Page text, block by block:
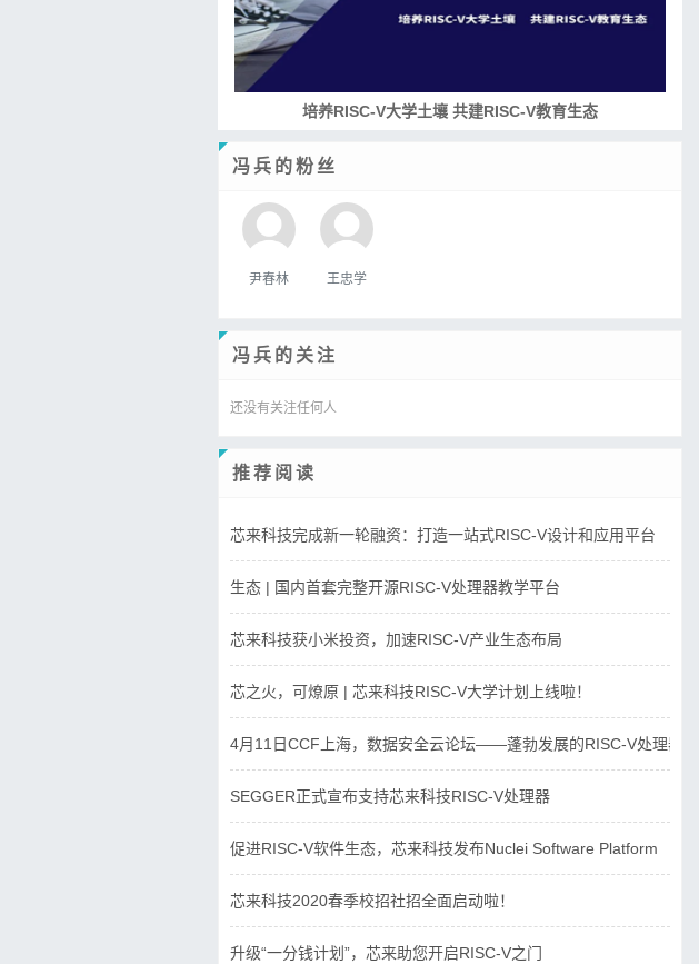
RISC-V处理器设计系列课程
冯兵的粉丝
尹春林 王忠学
冯兵的关注
还没有关注任何人
推荐阅读
芯来科技完成新一轮融资：打造一站式RISC-V设计和应用平台
生态 | 国内首套完整开源RISC-V处理器教学平台
芯来科技获小米投资，加速RISC-V产业生态布局
芯之火，可燎原 | 芯来科技RISC-V大学计划上线啦！
4月11日CCF上海，数据安全云论坛——蓬勃发展的RISC-V处理器
SEGGER正式宣布支持芯来科技RISC-V处理器
促进RISC-V软件生态，芯来科技发布Nuclei Software Platform
芯来科技2020春季校招社招全面启动啦！
升级“一分钱计划”，芯来助您开启RISC-V之门